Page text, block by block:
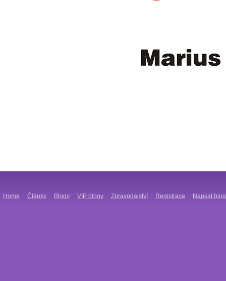
Home Články Blogy VIP blogy Zpravodajství Registrace Napsat blog